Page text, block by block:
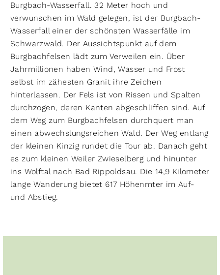
Burgbach-Wasserfall. 32 Meter hoch und
verwunschen im Wald gelegen, ist der Burgbach-
Wasserfall einer der schönsten Wasserfälle im
Schwarzwald. Der Aussichtspunkt auf dem
Burgbachfelsen lädt zum Verweilen ein. Über
Jahrmillionen haben Wind, Wasser und Frost
selbst im zähesten Granit ihre Zeichen
hinterlassen. Der Fels ist von Rissen und Spalten
durchzogen, deren Kanten abgeschliffen sind. Auf
dem Weg zum Burgbachfelsen durchquert man
einen abwechslungsreichen Wald. Der Weg entlang
der kleinen Kinzig rundet die Tour ab. Danach geht
es zum kleinen Weiler Zwieselberg und hinunter
ins Wolftal nach Bad Rippoldsau. Die 14,9 Kilometer
lange Wanderung bietet 617 Höhenmter im Auf-
und Abstieg.